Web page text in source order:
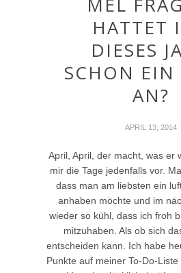
HATTET
DIESES
SCHON EIN
AN?
APRIL 13, 2014
April, April, der macht, was er
mir die Tage jedenfalls vor.
dass man am liebsten ein
anhaben möchte und im
wieder so kühl, dass ich froh
mitzuhaben. Als ob sich
entscheiden kann. Ich habe
Punkte auf meiner To-Do-